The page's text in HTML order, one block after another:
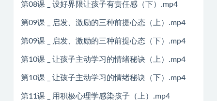
第08课 _ 设好界限让孩子有责任感（下）.mp4
第09课 _ 启发、激励的三种前提心态（上）.mp4
第09课 _ 启发、激励的三种前提心态（下）.mp4
第10课 _ 让孩子主动学习的情绪秘诀（上）.mp4
第10课 _ 让孩子主动学习的情绪秘诀（下）.mp4
第11课 _ 用积极心理学感染孩子（上）.mp4